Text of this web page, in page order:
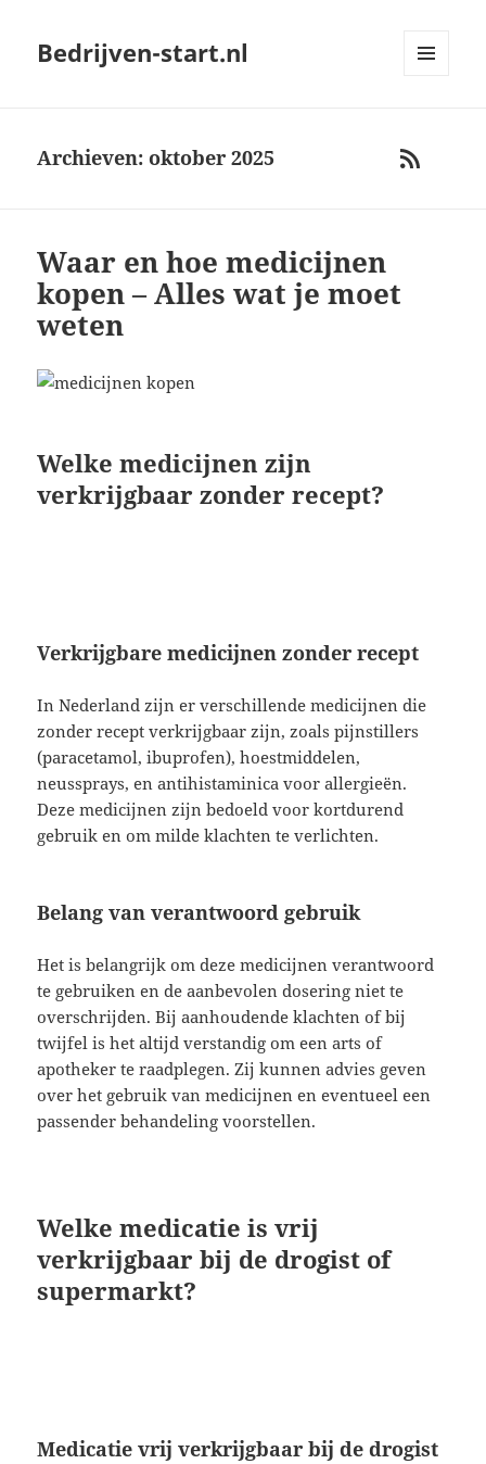
Bedrijven-start.nl
RSS
Archieven: oktober 2025
Waar en hoe medicijnen
kopen – Alles wat je moet
weten
Welke medicijnen zijn
verkrijgbaar zonder recept?
Verkrijgbare medicijnen zonder recept
In Nederland zijn er verschillende medicijnen die
zonder recept verkrijgbaar zijn, zoals pijnstillers
(paracetamol, ibuprofen), hoestmiddelen,
neussprays, en antihistaminica voor allergieën.
Deze medicijnen zijn bedoeld voor kortdurend
gebruik en om milde klachten te verlichten.
Belang van verantwoord gebruik
Het is belangrijk om deze medicijnen verantwoord
te gebruiken en de aanbevolen dosering niet te
overschrijden. Bij aanhoudende klachten of bij
twijfel is het altijd verstandig om een arts of
apotheker te raadplegen. Zij kunnen advies geven
over het gebruik van medicijnen en eventueel een
passender behandeling voorstellen.
Welke medicatie is vrij
verkrijgbaar bij de drogist of
supermarkt?
Medicatie vrij verkrijgbaar bij de drogist